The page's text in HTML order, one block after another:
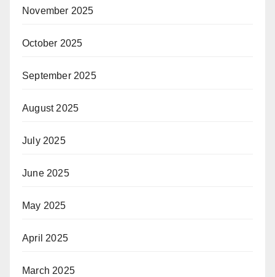
November 2025
October 2025
September 2025
August 2025
July 2025
June 2025
May 2025
April 2025
March 2025